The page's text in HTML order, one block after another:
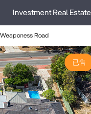
Investment Real Estate
Road
已售